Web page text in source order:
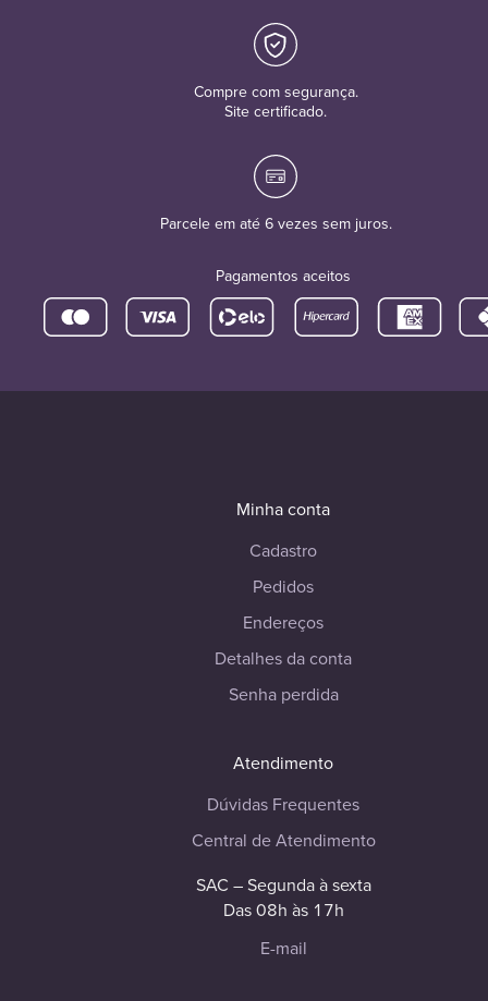
Compre com segurança.
Site certificado.
Parcele em até 6 vezes sem juros.
Pagamentos aceitos
Minha conta
Cadastro
Pedidos
Endereços
Detalhes da conta
Senha perdida
Atendimento
Dúvidas Frequentes
Central de Atendimento
SAC – Segunda à sexta
Das 08h às 17h
E-mail